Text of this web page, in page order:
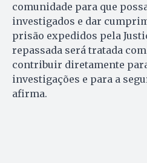
comunidade para que
investigados e dar
prisão expedidos pela
repassada será tratada
contribuir diretamente
investigações e para a
afirma.